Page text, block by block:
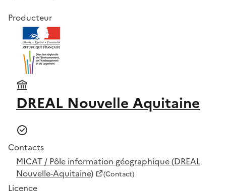
Producteur
DREAL Nouvelle Aquitaine
Contacts
MICAT / Pôle information géographique (DREAL
Nouvelle-Aquitaine)
(Contact)
Licence